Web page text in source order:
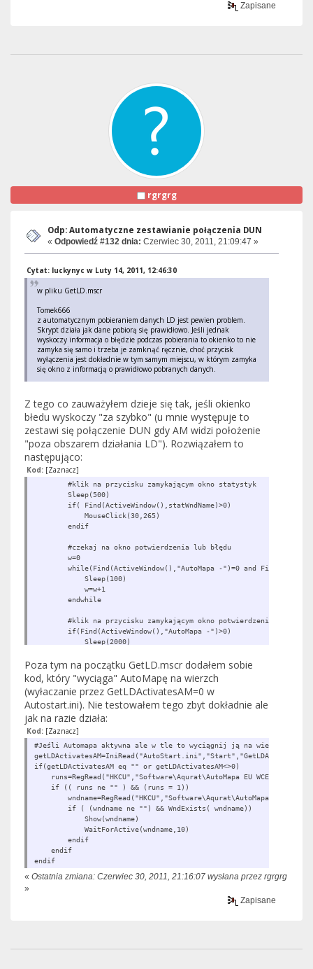
Zapisane
rgrgrg
Odp: Automatyczne zestawianie połączenia DUN
« Odpowiedź #132 dnia: Czerwiec 30, 2011, 21:09:47 »
Cytat: luckynyc w Luty 14, 2011, 12:46:30
w pliku GetLD.mscr
Tomek666
z automatycznym pobieraniem danych LD jest pewien problem.
Skrypt działa jak dane pobiorą się prawidłowo. Jeśli jednak
wyskoczy informacja o błędzie podczas pobierania to okienko to nie
zamyka się samo i trzeba je zamknąć ręcznie, choć przycisk
wyłączenia jest dokładnie w tym samym miejscu, w którym zamyka
się okno z informacją o prawidłowo pobranych danych.
Z tego co zauważyłem dzieje się tak, jeśli okienko
błedu wyskoczy "za szybko" (u mnie występuje to
zestawi się połączenie DUN gdy AM widzi położenie
"poza obszarem działania LD"). Rozwiązałem to
następująco:
Kod: [Zaznacz]
#klik na przycisku zamykającym okno statystyk
Sleep(500)
if( Find(ActiveWindow(),statWndName)>0)
MouseClick(30,265)
endif
#czekaj na okno potwierdzenia lub błędu
w=0
while(Find(ActiveWindow(),"AutoMapa -")=0 and
Sleep(100)
w=w+1
endwhile
#klik na przycisku zamykającym okno potwierdzenia/błędu
if(Find(ActiveWindow(),"AutoMapa -")>0)
Sleep(2000)
endif
# Zamkniecie okna ze statystykami (jesli jest)
w=0
while(Find(ActiveWindow(),statWndName)=0 and w<10)
Sleep(100)
w=w+1
if( Find(ActiveWindow(),statWndName)>0)
Sleep(100)
MouseClick(30,265)
endif
Poza tym na początku GetLD.mscr dodałem sobie
kod, który "wyciąga" AutoMapę na wierzch
(wyłaczanie przez GetLDActivatesAM=0 w
Autostart.ini). Nie testowałem tego zbyt dokładnie ale
jak na razie działa:
Kod: [Zaznacz]
#Jeśli Automapa aktywna ale w tle to wyciągnij ją na wierzch
if(getLDActivatesAM eq "" or getLDActivatesAM<>0)
runs=RegRead("HKCU","Software\Aqurat\AutoMapa EU
if (( runs ne "" ) && (runs = 1))
wndname=RegRead("HKCU","Software\Aqurat\AutoMapa EU
if ( (wndname ne "") && WndExists( wndname))
Show(wndname)
WaitForActive(wndname,10)
endif
endif
endif
« Ostatnia zmiana: Czerwiec 30, 2011, 21:16:07 wysłana przez rgrgrg
»
Zapisane